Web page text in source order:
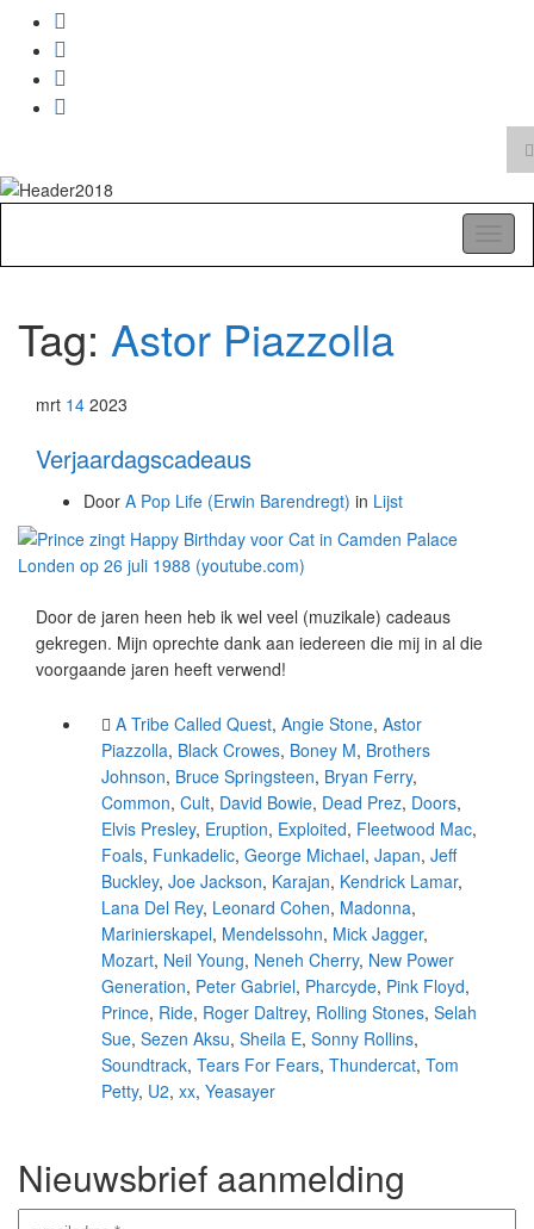
Search
Tag: Astor Piazzolla
mrt 14 2023
Verjaardagscadeaus
Door A Pop Life (Erwin Barendregt) in Lijst
Door de jaren heen heb ik wel veel (muzikale) cadeaus
gekregen. Mijn oprechte dank aan iedereen die mij in al die
voorgaande jaren heeft verwend!
A Tribe Called Quest, Angie Stone, Astor
Piazzolla, Black Crowes, Boney M, Brothers
Johnson, Bruce Springsteen, Bryan Ferry,
Common, Cult, David Bowie, Dead Prez, Doors,
Elvis Presley, Eruption, Exploited, Fleetwood Mac,
Foals, Funkadelic, George Michael, Japan, Jeff
Buckley, Joe Jackson, Karajan, Kendrick Lamar,
Lana Del Rey, Leonard Cohen, Madonna,
Marinierskapel, Mendelssohn, Mick Jagger,
Mozart, Neil Young, Neneh Cherry, New Power
Generation, Peter Gabriel, Pharcyde, Pink Floyd,
Prince, Ride, Roger Daltrey, Rolling Stones, Selah
Sue, Sezen Aksu, Sheila E, Sonny Rollins,
Soundtrack, Tears For Fears, Thundercat, Tom
Petty, U2, xx, Yeasayer
Nieuwsbrief aanmelding